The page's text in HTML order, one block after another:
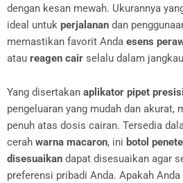
dengan kesan mewah. Ukurannya
ideal untuk perjalanan dan
memastikan favorit Anda esens
atau reagen cair selalu dalam
Yang disertakan aplikator pipet presisi
pengeluaran yang mudah dan akurat,
penuh atas dosis cairan. Tersedia
cerah warna macaron, ini botol
disesuaikan dapat disesuaikan agar
preferensi pribadi Anda. Apakah Anda